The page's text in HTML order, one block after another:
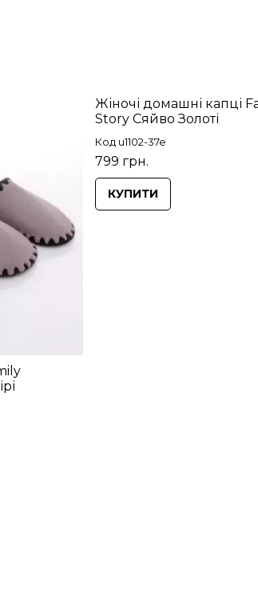
Жіночі домашні капці
Story Сяйво Золоті
Код u1102-37e
799 грн.
КУПИТИ